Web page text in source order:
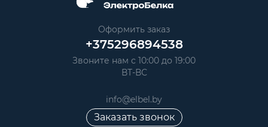
Оформить заказ
+375296894538
Звоните нам с 10:00 до 19:00
ВТ-ВС
info@elbel.by
Заказать звонок